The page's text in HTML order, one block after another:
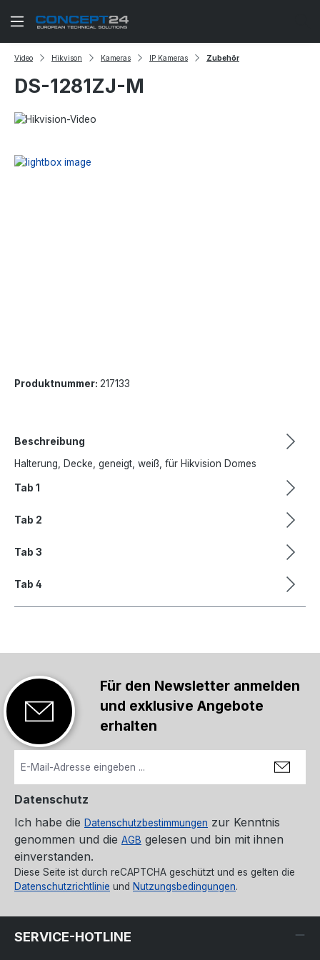
Zum Hauptinhalt springen
Video Hikvison Kameras IP Kameras Zubehör
DS-1281ZJ-M
Produktnummer: 217133
Beschreibung
Halterung, Decke, geneigt, weiß, für Hikvision Domes
Tab 1
Tab 2
Tab 3
Tab 4
Für den Newsletter anmelden
und exklusive Angebote
erhalten
Datenschutz
Ich habe die Datenschutzbestimmungen zur Kenntnis
genommen und die AGB gelesen und bin mit ihnen
einverstanden.
Diese Seite ist durch reCAPTCHA geschützt und es gelten die
Datenschutzrichtlinie und Nutzungsbedingungen.
SERVICE-HOTLINE